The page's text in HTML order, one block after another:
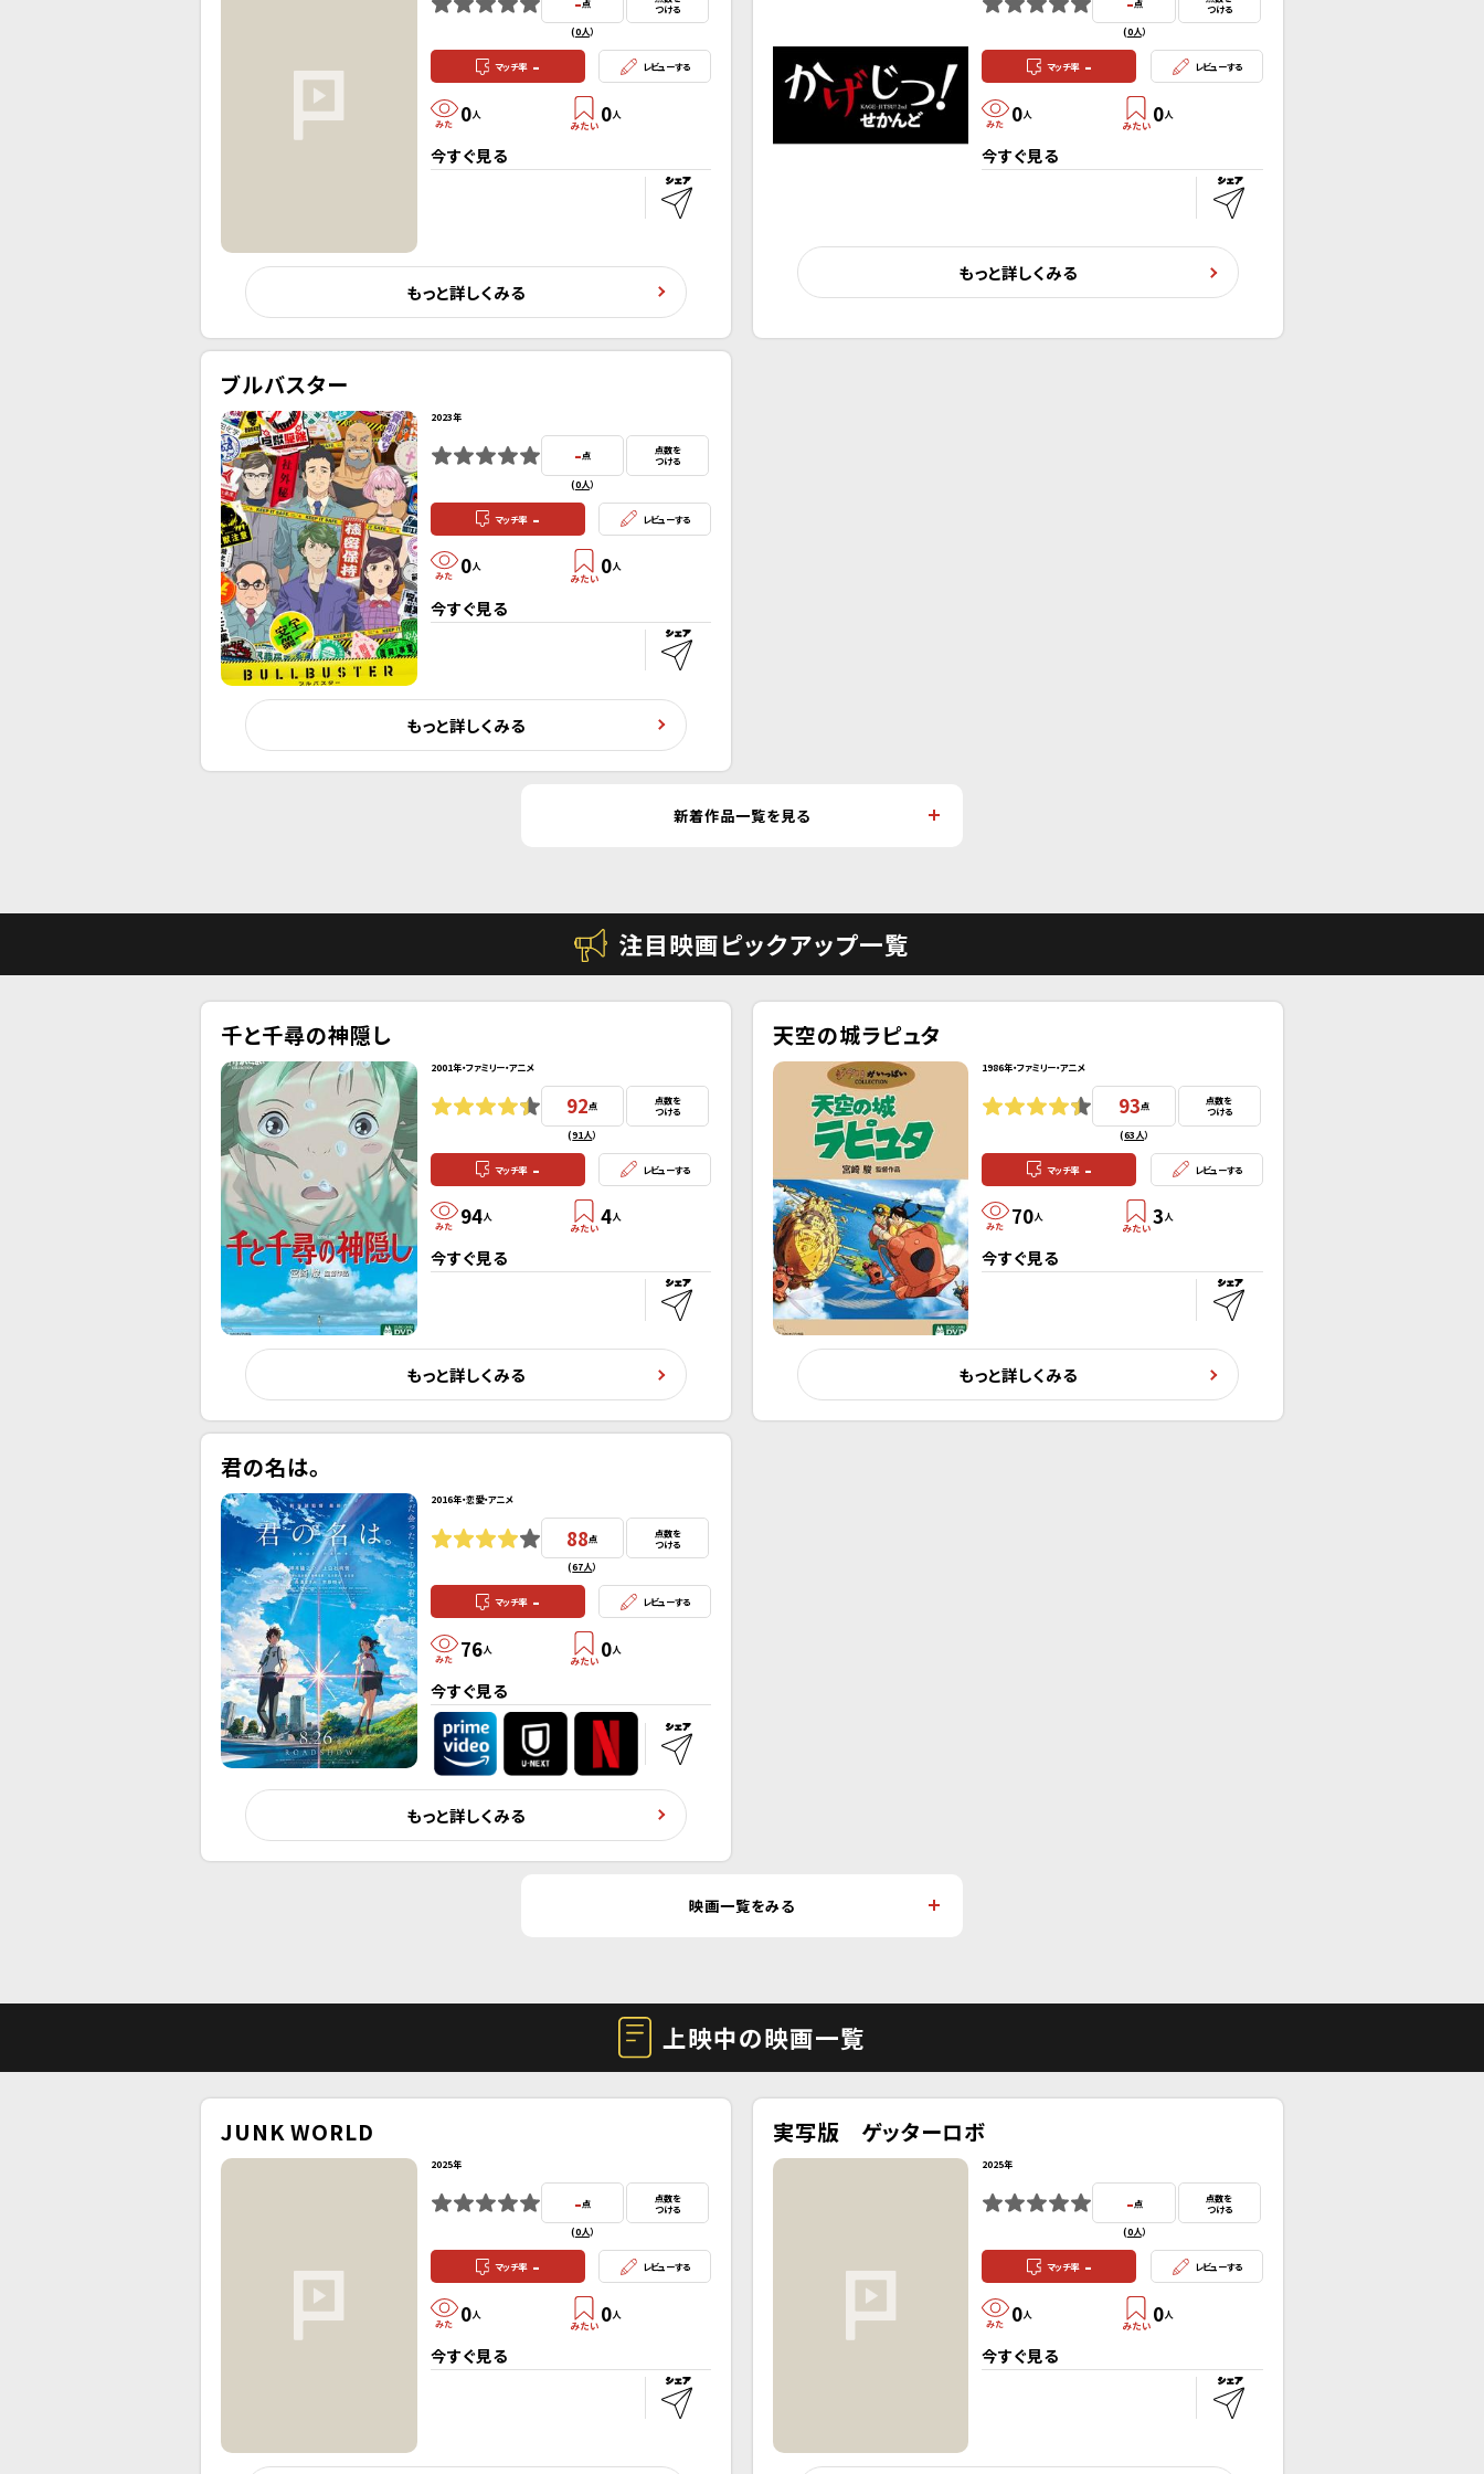
点
(0人）
つける
マッチ率 - レビューする
0人 0人
今すぐ見る
もっと詳しくみる
点
(0人）
つける
マッチ率 - レビューする
0人 0人
今すぐ見る
もっと詳しくみる
ブルバスター
2023年
-点
(0人）
点数を
つける
マッチ率 - レビューする
0人 0人
今すぐ見る
もっと詳しくみる
新着作品一覧を見る
注目映画ピックアップ一覧
千と千尋の神隠し
2001年・ファミリー・アニメ
92点
(91人）
点数を
つける
マッチ率 - レビューする
94人 4人
今すぐ見る
もっと詳しくみる
天空の城ラピュタ
1986年・ファミリー・アニメ
93点
(63人）
点数を
つける
マッチ率 - レビューする
70人 3 人
今すぐ見る
もっと詳しくみる
君の名は。
2016年・恋愛・アニメ
88点
(67人）
点数を
つける
マッチ率 - レビューする
76人 0人
今すぐ見る
もっと詳しくみる
映画一覧をみる
上映中の映画一覧
JUNK WORLD
2025年
-点
(0人）
点数を
つける
マッチ率 - レビューする
0人 0人
今すぐ見る
実写版 ゲッターロボ
2025年
-点
(0人）
点数を
つける
マッチ率 - レビューする
0人 0人
今すぐ見る